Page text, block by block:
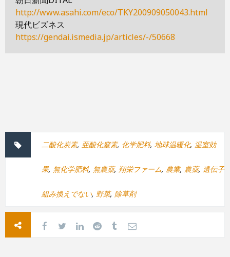
http://www.asahi.com/eco/TKY200909050043.html
現代ビズネス
https://gendai.ismedia.jp/articles/-/50668
二酸化炭素, 亜酸化窒素, 化学肥料, 地球温暖化, 温室効
果, 無化学肥料, 無農薬, 翔栄ファーム, 農業, 農薬, 遺伝子
組み換えでない, 野菜, 除草剤